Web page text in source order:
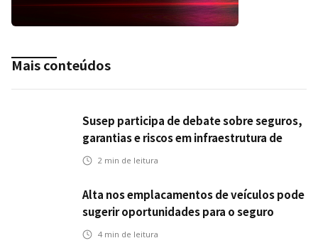
Mais conteúdos
Susep participa de debate sobre seguros,
garantias e riscos em infraestrutura de
transportes
2 min de leitura
Alta nos emplacamentos de veículos pode
sugerir oportunidades para o seguro
automotivo
4 min de leitura